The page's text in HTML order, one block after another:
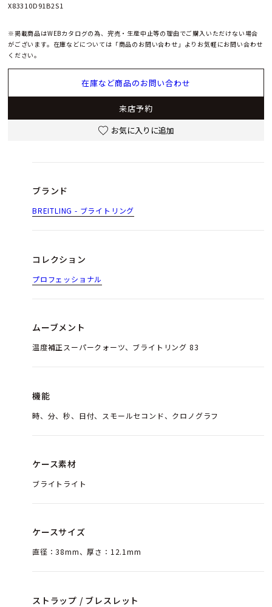
X83310D91B2S1
※掲載商品はWEBカタログの為、完売・生産中止等の理由でご購入いただけない場合
がございます。在庫などについては「商品のお問い合わせ」よりお気軽にお問い合わせ
ください。
在庫など商品のお問い合わせ
来店予約
お気に入りに追加
ブランド
BREITLING - ブライトリング
コレクション
プロフェッショナル
ムーブメント
温度補正スーパークォーツ、ブライトリング 83
機能
時、分、秒、日付、スモールセコンド、クロノグラフ
ケース素材
ブライトライト
ケースサイズ
直径：38mm、厚さ：12.1mm
ストラップ / ブレスレット